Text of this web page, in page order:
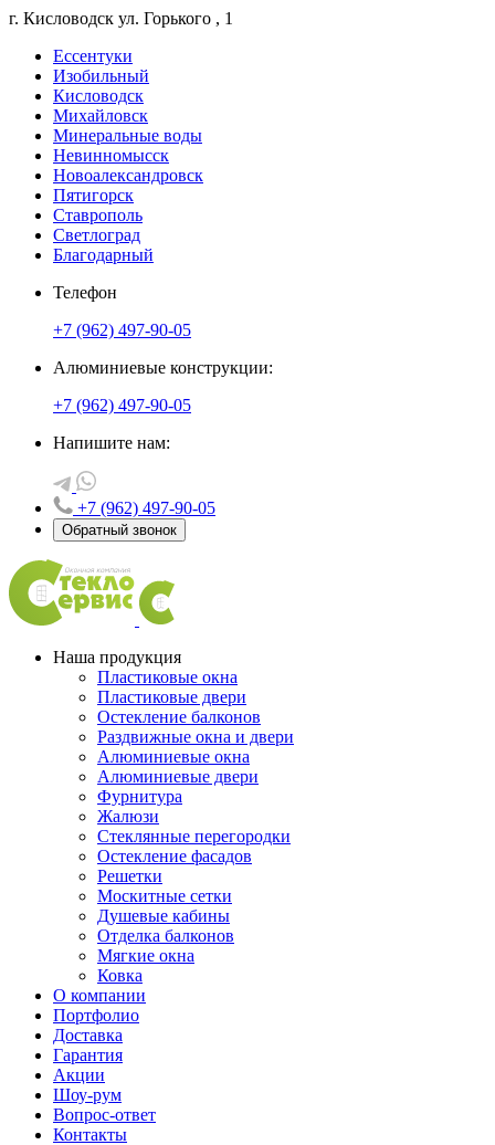
г. Кисловодск ул. Горького , 1
Ессентуки
Изобильный
Кисловодск
Михайловск
Минеральные воды
Невинномысск
Новоалександровск
Пятигорск
Ставрополь
Светлоград
Благодарный
Телефон
+7 (962) 497-90-05
Алюминиевые конструкции:
+7 (962) 497-90-05
Напишите нам:
+7 (962) 497-90-05
Обратный звонок
Наша продукция
Пластиковые окна
Пластиковые двери
Остекление балконов
Раздвижные окна и двери
Алюминиевые окна
Алюминиевые двери
Фурнитура
Жалюзи
Стеклянные перегородки
Остекление фасадов
Решетки
Москитные сетки
Душевые кабины
Отделка балконов
Мягкие окна
Ковка
О компании
Портфолио
Доставка
Гарантия
Акции
Шоу-рум
Вопрос-ответ
Контакты